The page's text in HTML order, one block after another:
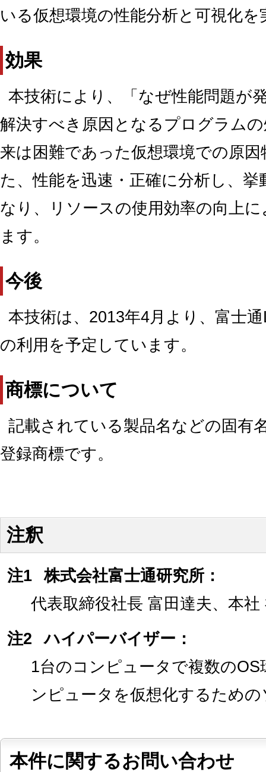
いる仮想環境の性能分析と可視化
効果
本技術により、「なぜ性能問題が
解決すべき原因となるプログラム
来は困難であった仮想環境での原
た、性能を迅速・正確に分析し、
なり、リソースの使用効率の向上
ます。
今後
本技術は、2013年4月より、富士
の利用を予定しています。
商標について
記載されている製品名などの固有
登録商標です。
注釈
注1
株式会社富士通研究所：
代表取締役社長 富田達夫、本
注2
ハイパーバイザー：
1台のコンピュータで複数の
ンピュータを仮想化するため
本件に関するお問い合わせ